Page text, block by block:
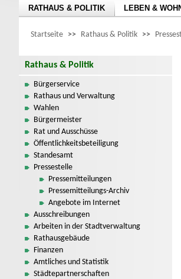
RATHAUS & POLITIK LEBEN &
Startseite >> Rathaus & Politik >>
Rathaus & Politik
Bürgerservice
Rathaus und Verwaltung
Wahlen
Bürgermeister
Rat und Ausschüsse
Öffentlichkeitsbeteiligung
Standesamt
Pressestelle
Pressemitteilungen
Pressemitteilungs-Archiv
Angebote im Internet
Ausschreibungen
Arbeiten in der Stadtverwaltung
Rathausgebäude
Finanzen
Amtliches und Statistik
Städtepartnerschaften